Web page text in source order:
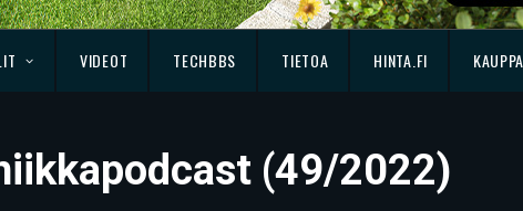
VIDEOT TECHBBS TIETOA HINTA.FI KAUPPA
(49/2022)